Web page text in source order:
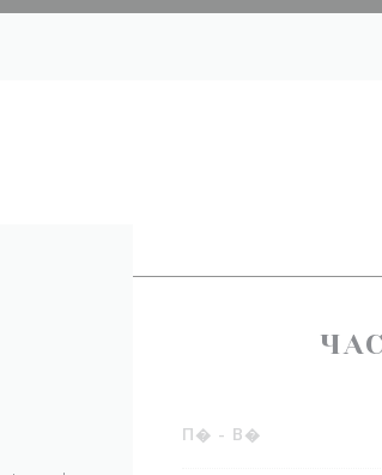
П� - В�